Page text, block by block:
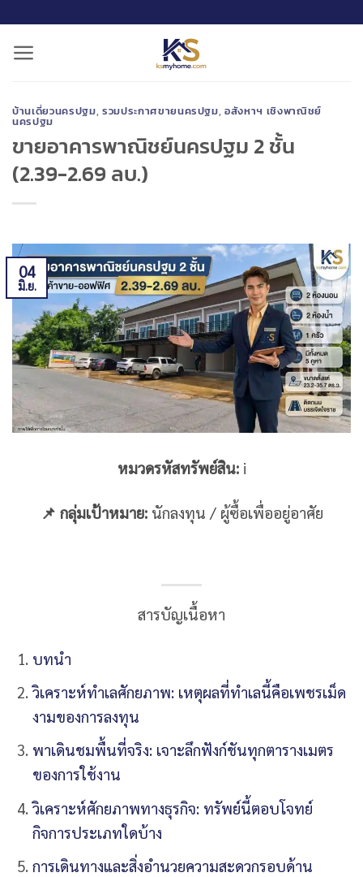
บ้านเดี่ยวนครปฐม, รวมประกาศขายนครปฐม,อสังหาฯ เชิงพาณิชย์
นครปฐม
ขายอาคารพาณิชย์นครปฐม 2 ชั้น
(2.39-2.69 ลบ.)
04
มิ.ย.
หมวดรหัสทรัพย์สิน:i
📌 กลุ่มเป้าหมาย:นักลงทุน / ผู้ซื้อเพื่ออยู่อาศัย
สารบัญเนื้อหา
บทนำ
วิเคราะห์ทำเลศักยภาพ: เหตุผลที่ทำเลนี้คือเพชรเม็ด
งามของการลงทุน
พาเดินชมพื้นที่จริง: เจาะลึกฟังก์ชันทุกตารางเมตร
ของการใช้งาน
วิเคราะห์ศักยภาพทางธุรกิจ: ทรัพย์นี้ตอบโจทย์
กิจการประเภทใดบ้าง
การเดินทางและสิ่งอำนวยความสะดวกรอบด้าน